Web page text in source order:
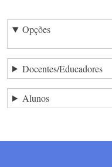
Opções
Docentes/Educadores
Alunos